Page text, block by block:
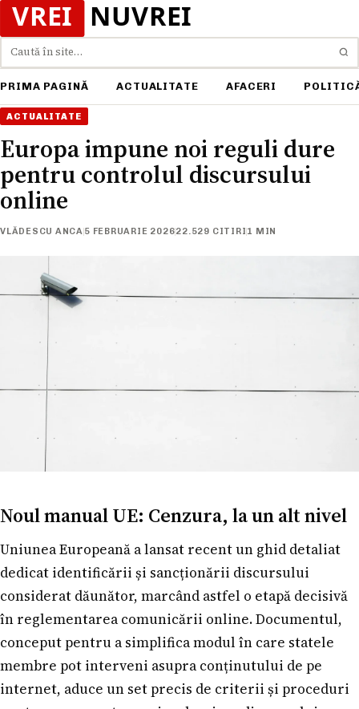
Caută
PRIMA PAGINĂ ACTUALITATE AFACERI
ACTUALITATE
Europa impune noi reguli dure
pentru controlul discursului
online
VLĂDESCU ANCA 5 FEBRUARIE 202622.529 CITIRI 1 MIN
Noul manual UE: Cenzura, la un alt nivel
Uniunea Europeană a lansat recent un ghid detaliat
dedicat identificării și sancționării discursului
considerat dăunător, marcând astfel o etapă decisivă
în reglementarea comunicării online. Documentul,
conceput pentru a simplifica modul în care statele
membre pot interveni asupra conținutului de pe
internet, aduce un set precis de criterii și proceduri